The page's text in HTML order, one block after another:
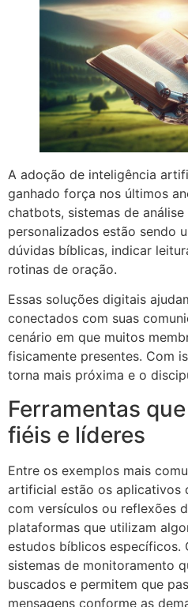
A adoção de inteligência
ganhado força nos últimos
chatbots, sistemas de
personalizados estão sendo
dúvidas bíblicas, indicar
rotinas de oração.
Essas soluções digitais
conectados com suas
cenário em que muitos
fisicamente presentes. Com
torna mais próxima e o
Ferramentas
fiéis e líderes
Entre os exemplos mais
artificial estão os aplicativos
com versículos ou reflexões
plataformas que utilizam
estudos bíblicos específicos.
sistemas de monitoramento
buscados e permitem que
mensagens conforme as